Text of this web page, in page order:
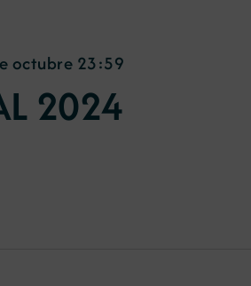
2024
octubre 23:59